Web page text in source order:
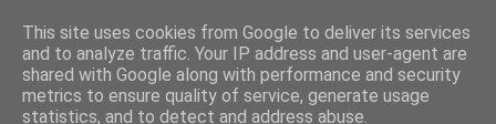
This site uses cookies from Google to deliver its services
and to analyze traffic. Your IP address and user-agent are
shared with Google along with performance and security
metrics to ensure quality of service, generate usage
statistics, and to detect and address abuse.